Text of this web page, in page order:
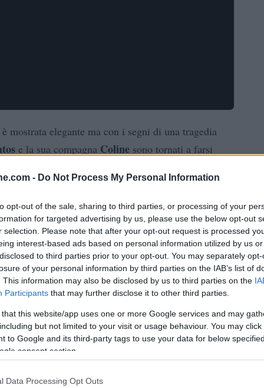
- Do Not Process My Personal Information
opt-out of the sale, sharing to third parties, or processing of your
for targeted advertising by us, please use the below opt-out
selection. Please note that after your opt-out request is processed
interest-based ads based on personal information utilized by us
to third parties prior to your opt-out. You may separately
of your personal information by third parties on the IAB’s list of
This information may also be disclosed by us to third parties on the
Participants that may further disclose it to other third parties.
that this website/app uses one or more Google services and may
but not limited to your visit or usage behaviour. You may
to Google and its third-party tags to use your data for below
consent section.
Data Processing Opt Outs
mostrata elegante ma con i segni di una tragedia
e la sua compagna Coline sono tornati a farsi
conosciuto come
di 41 morti e 115 feriti; tra questi, la
corpo le conseguenze dell’accaduto.
scoperte e le cicatrici in vista ha un valore
ma un atto di visibilità che mette al centro la
intrecciano elementi di coraggio, cura medica e il
devono affrontare.
che ha salvato una
e interviste racconta che i due erano insieme